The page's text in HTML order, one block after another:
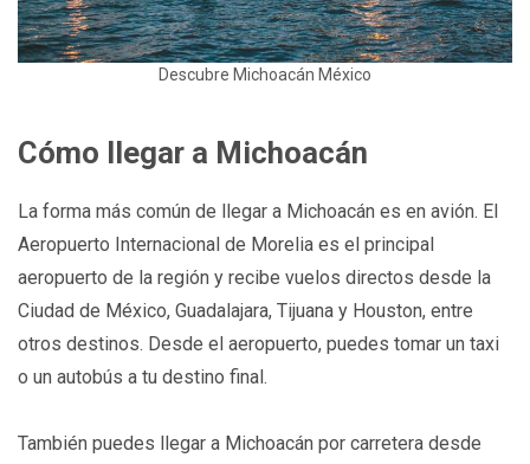
Descubre Michoacán México
Cómo llegar a Michoacán
La forma más común de llegar a Michoacán es en avión. El
Aeropuerto Internacional de Morelia es el principal
aeropuerto de la región y recibe vuelos directos desde la
Ciudad de México, Guadalajara, Tijuana y Houston, entre
otros destinos. Desde el aeropuerto, puedes tomar un taxi
o un autobús a tu destino final.
También puedes llegar a Michoacán por carretera desde